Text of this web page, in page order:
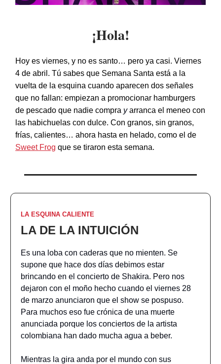
¡Hola!
Hoy es viernes, y no es santo… pero ya casi. Viernes
4 de abril. Tú sabes que Semana Santa está a la
vuelta de la esquina cuando aparecen dos señales
que no fallan: empiezan a promocionar hamburgers
de pescado que nadie compra yarranca el meneo con
las habichuelas con dulce. Con granos, sin granos,
frías, calientes… ahora hasta en helado, como el de
Sweet Frog que se tiraron esta semana.
LA ESQUINA CALIENTE
LA DE LA INTUICIÓN
Es una loba con caderas que no mienten. Se
supone que hace dos días debimos estar
brincando en el concierto de Shakira. Pero nos
dejaron con el moño hecho cuando el viernes 28
de marzo anunciaron que el show se pospuso.
Para muchos eso fue crónica de una muerte
anunciada porque los conciertos de la artista
colombiana han dado mucha agua a beber.
Mientras la gira anda por el mundo con sus